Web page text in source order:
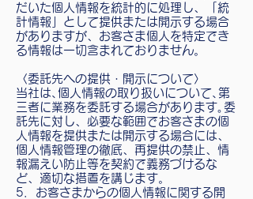
だいた個人情報を統計的に処理し、「統
計情報」として提供または開示する場合
がありますが、お客さま個人を特定でき
る情報は一切含まれておりません。
〈委託先への提供・開示について〉
当社は､個人情報の取り扱いについて､第
三者に業務を委託する場合があります｡委
託先に対し、必要な範囲でお客さまの個
人情報を提供または開示する場合には、
個人情報管理の徹底、再提供の禁止、情
報漏えい防止等を契約で義務づけるな
ど、適切な措置を講じます。
5．お客さまからの個人情報に関する開